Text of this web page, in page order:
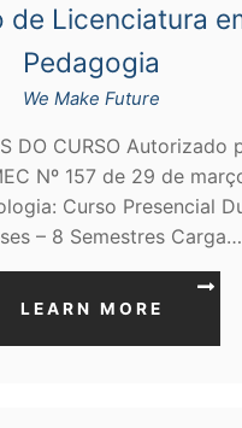
de Licenciatura
Pedagogia
We Make Future
DO CURSO Autorizado
Nº 157 de 29 de
Curso Presencial
– 8 Semestres Carga…
LEARN MORE